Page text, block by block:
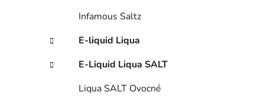
Infamous Saltz
E-liquid Liqua
E-Liquid Liqua SALT
Liqua SALT Ovocné